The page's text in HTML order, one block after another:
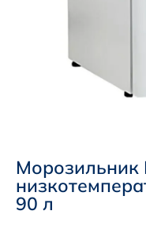
Морозильник
90 л